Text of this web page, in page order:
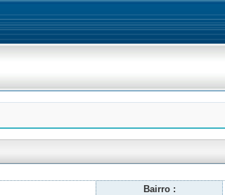
Bairro :